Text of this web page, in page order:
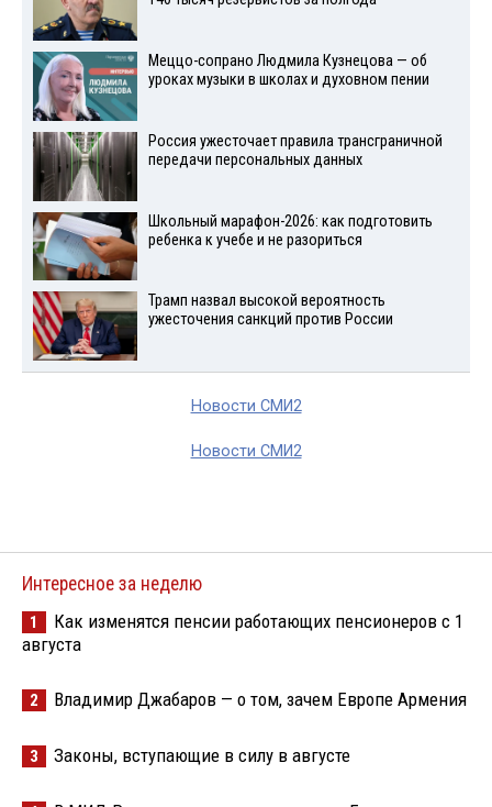
Меццо-сопрано Людмила Кузнецова — об
уроках музыки в школах и духовном пении
Россия ужесточает правила трансграничной
передачи персональных данных
Школьный марафон-2026: как подготовить
ребенка к учебе и не разориться
Трамп назвал высокой вероятность
ужесточения санкций против России
Новости СМИ2
Новости СМИ2
Интересное за неделю
1
Как изменятся пенсии работающих пенсионеров с 1
августа
2 Владимир Джабаров — о том, зачем Европе Армения
3 Законы, вступающие в силу в августе